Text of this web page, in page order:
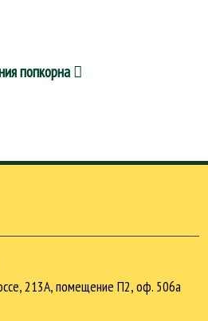
попкорна
213А, помещение П2, оф. 506а